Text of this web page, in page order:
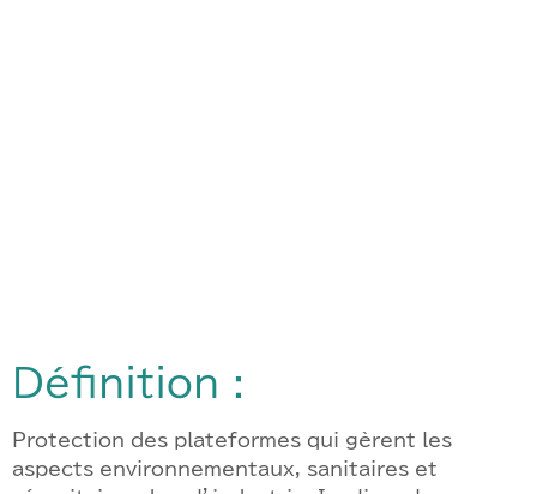
Définition :
Protection des plateformes qui gèrent les
aspects environnementaux, sanitaires et